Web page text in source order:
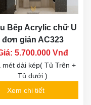
Bếp Acrylic chữ U
đơn giản AC323
5.700.000 Vnđ
mét dài kép( Tủ Trên +
Tủ dưới )
Xem chi tiết